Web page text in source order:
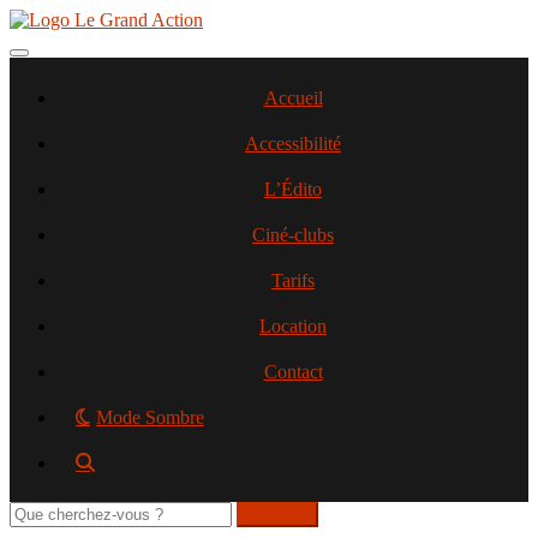
Aller
contenu
Toggle navigation
Accueil
Accessibilité
L’Édito
Ciné-clubs
Tarifs
Location
Contact
Mode Sombre
Rechercher
sur